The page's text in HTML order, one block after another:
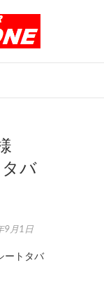
ト
ッ
バ
9月1日